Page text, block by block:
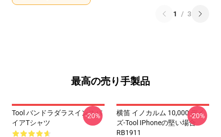
1 / 3
最高の売り手製品
Tool バンドラダラスインスパ
イアTシャツ
-20%
横笛 イノカルム 10,000 デイ
ズ-Tool IPhoneの堅い場合
RB1911
-20%